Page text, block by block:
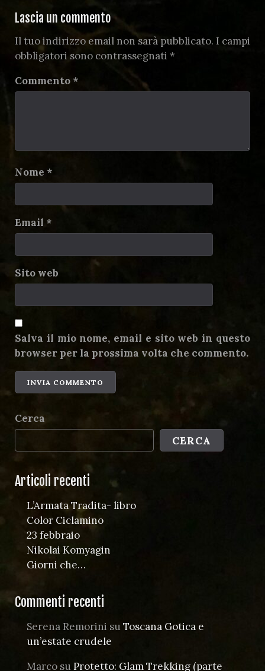
navigation
Lascia un commento
Il tuo indirizzo email non sarà pubblicato. I campi
obbligatori sono contrassegnati *
Commento *
Nome *
Email *
Sito web
Salva il mio nome, email e sito web in questo
browser per la prossima volta che commento.
Cerca
CERCA
Articoli recenti
L’Armata Tradita- libro
Color Ciclamino
23 febbraio
Nikolai Komyagin
Giorni che…
Commenti recenti
Serena Remorini suToscana Gotica e
un’estate crudele
Marco suProtetto: Glam Trekking (parte